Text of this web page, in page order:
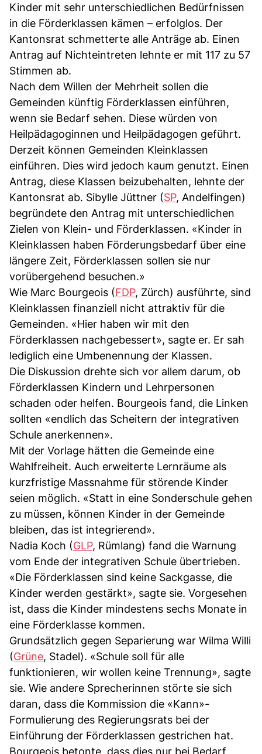
Kinder mit sehr unterschiedlichen Bedürfnissen
in die Förderklassen kämen – erfolglos. Der
Kantonsrat schmetterte alle Anträge ab. Einen
Antrag auf Nichteintreten lehnte er mit 117 zu 57
Stimmen ab.
Nach dem Willen der Mehrheit sollen die
Gemeinden künftig Förderklassen einführen,
wenn sie Bedarf sehen. Diese würden von
Heilpädagoginnen und Heilpädagogen geführt.
Derzeit können Gemeinden Kleinklassen
einführen. Dies wird jedoch kaum genutzt. Einen
Antrag, diese Klassen beizubehalten, lehnte der
Kantonsrat ab. Sibylle Jüttner (SP, Andelfingen)
begründete den Antrag mit unterschiedlichen
Zielen von Klein- und Förderklassen. «Kinder in
Kleinklassen haben Förderungsbedarf über eine
längere Zeit, Förderklassen sollen sie nur
vorübergehend besuchen.»
Wie Marc Bourgeois (FDP, Zürch) ausführte, sind
Kleinklassen finanziell nicht attraktiv für die
Gemeinden. «Hier haben wir mit den
Förderklassen nachgebessert», sagte er. Er sah
lediglich eine Umbenennung der Klassen.
Die Diskussion drehte sich vor allem darum, ob
Förderklassen Kindern und Lehrpersonen
schaden oder helfen. Bourgeois fand, die Linken
sollten «endlich das Scheitern der integrativen
Schule anerkennen».
Mit der Vorlage hätten die Gemeinde eine
Wahlfreiheit. Auch erweiterte Lernräume als
kurzfristige Massnahme für störende Kinder
seien möglich. «Statt in eine Sonderschule gehen
zu müssen, können Kinder in der Gemeinde
bleiben, das ist integrierend».
Nadia Koch (GLP, Rümlang) fand die Warnung
vom Ende der integrativen Schule übertrieben.
«Die Förderklassen sind keine Sackgasse, die
Kinder werden gestärkt», sagte sie. Vorgesehen
ist, dass die Kinder mindestens sechs Monate in
eine Förderklasse kommen.
Grundsätzlich gegen Separierung war Wilma Willi
(Grüne, Stadel). «Schule soll für alle
funktionieren, wir wollen keine Trennung», sagte
sie. Wie andere Sprecherinnen störte sie sich
daran, dass die Kommission die «Kann»-
Formulierung des Regierungsrats bei der
Einführung der Förderklassen gestrichen hat.
Bourgeois betonte, dass dies nur bei Bedarf